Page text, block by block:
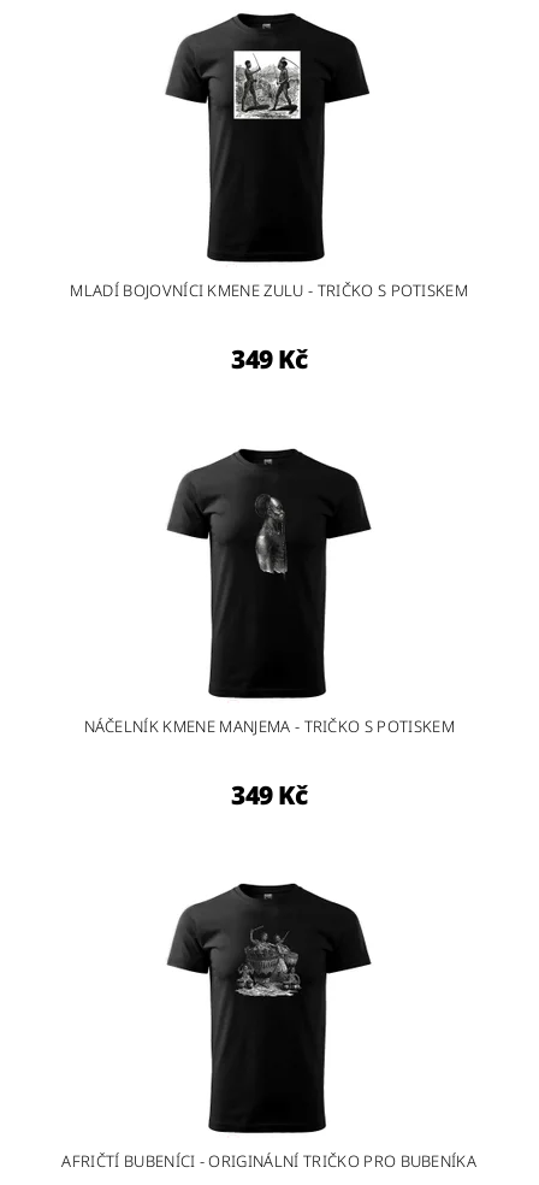
MLADÍ BOJOVNÍCI KMENE ZULU - TRIČKO S POTISKEM
349 Kč
NÁČELNÍK KMENE MANJEMA - TRIČKO S POTISKEM
349 Kč
AFRIČTÍ BUBENÍCI - ORIGINÁLNÍ TRIČKO PRO BUBENÍKA